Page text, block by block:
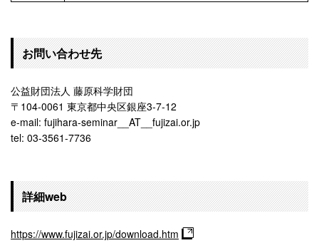
お問い合わせ先
公益財団法人 藤原科学財団
〒104-0061 東京都中央区銀座3-7-12
e-mail: fujihara-seminar__AT__fujizai.or.jp
tel: 03-3561-7736
詳細web
https://www.fujizai.or.jp/download.htm